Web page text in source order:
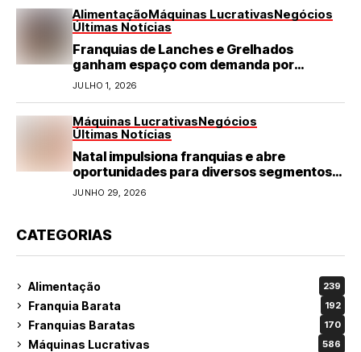
AlimentaçãoMáquinas LucrativasNegócios
Últimas Notícias
Franquias de Lanches e Grelhados
ganham espaço com demanda por
refeições rápidas e de qualidade
JULHO 1, 2026
Máquinas LucrativasNegócios
Últimas Notícias
Natal impulsiona franquias e abre
oportunidades para diversos segmentos
do varejo
JUNHO 29, 2026
CATEGORIAS
Alimentação 239
Franquia Barata 192
Franquias Baratas 170
Máquinas Lucrativas 586